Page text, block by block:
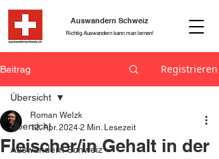
Richtig Auswandern kann man lernen!
Auswandern Schweiz
Beitrag Registrieren
Übersicht
Auswandern Schweiz
Übersicht
Fleischer/in Gehalt in der
Roman Welzk
12. Apr. 2024 2 Min. Lesezeit